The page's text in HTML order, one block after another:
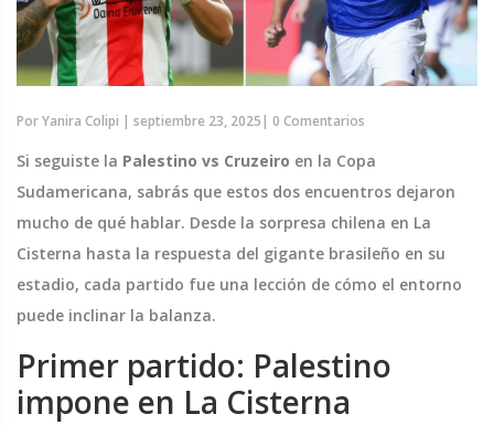
PorYanira Colipi | septiembre 23, 2025| 0 Comentarios
Si seguiste la Palestino vs Cruzeiro en la Copa
Sudamericana, sabrás que estos dos encuentros dejaron
mucho de qué hablar. Desde la sorpresa chilena en La
Cisterna hasta la respuesta del gigante brasileño en su
estadio, cada partido fue una lección de cómo el entorno
puede inclinar la balanza.
Primer partido: Palestino
impone en La Cisterna